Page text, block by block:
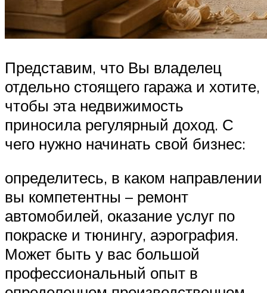
Представим, что Вы владелец
отдельно стоящего гаража и хотите,
чтобы эта недвижимость
приносила регулярный доход. С
чего нужно начинать свой бизнес:
определитесь, в каком направлении
вы компетентны – ремонт
автомобилей, оказание услуг по
покраске и тюнингу, аэрография.
Может быть у вас большой
профессиональный опыт в